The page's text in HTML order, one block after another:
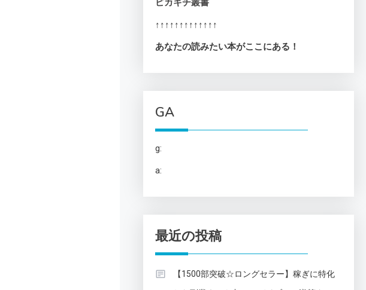
ピカキチ叢書
↑↑↑↑↑↑↑↑↑↑↑↑↑
あなたの読みたい本がここにある！
GA
g:
a:
最近の投稿
【1500部突破☆ロングセラー】稼ぎに特化